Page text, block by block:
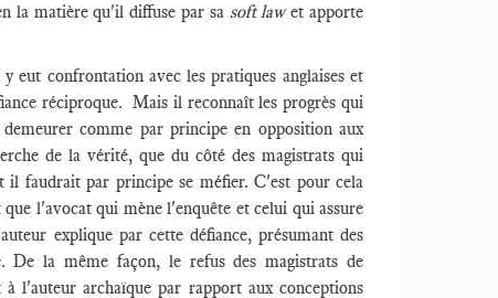
la matière qu'il diffuse par sa soft lawet apporte
eut confrontation avec les pratiques anglaises et
réciproque. Mais il reconnaît les progrès qui
comme par principe en opposition aux
de la vérité, que du côté des magistrats qui
il faudrait par principe se méfier. C'est pour cela
l'avocat qui mène l'enquête et celui qui assure
explique par cette défiance, présumant des
De la même façon, le refus des magistrats de
l'auteur archaïque par rapport aux conceptions